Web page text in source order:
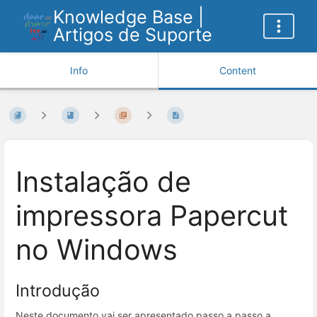
Knowledge Base |
Artigos de Suporte
Info Content
Instalação de
impressora Papercut
no Windows
Introdução